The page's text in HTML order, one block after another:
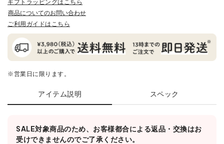
ギフトラッピングはこちら
商品についてのお問い合わせ
ご利用ガイドはこちら
※営業日に限ります。
アイテム説明 スペック
SALE対象商品のため、お客様都合による返品・交換はお
受けできませんのでご了承ください。